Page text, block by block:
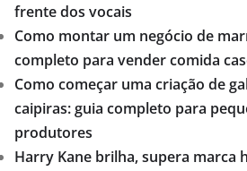
frente dos vocais
Como montar um negócio de
completo para vender comida
Como começar uma criação de
caipiras: guia completo para
produtores
Harry Kane brilha, supera marca